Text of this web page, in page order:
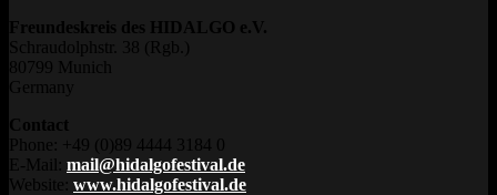
Freundeskreis des HIDALGO e.V.
Schraudolphstr. 38 (Rgb.)
80799 Munich
Germany
Contact
Phone: +49 (0)89 4444 3184 0
E-Mail: mail@hidalgofestival.de
Website: www.hidalgofestival.de